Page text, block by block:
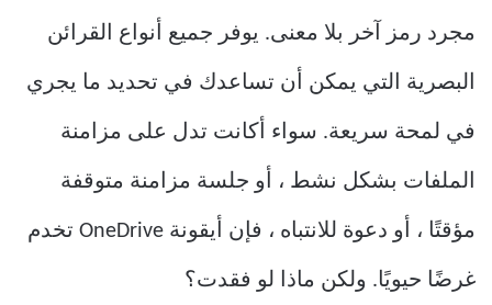
مجرد رمز آخر بلا معنى. يوفر جميع أنواع القرائن
البصرية التي يمكن أن تساعدك في تحديد ما يجري
في لمحة سريعة. سواء أكانت تدل على مزامنة
الملفات بشكل نشط ، أو جلسة مزامنة متوقفة
مؤقتًا ، أو دعوة للانتباه ، فإن أيقونة OneDrive تخدم
غرضًا حيويًا. ولكن ماذا لو فقدت؟